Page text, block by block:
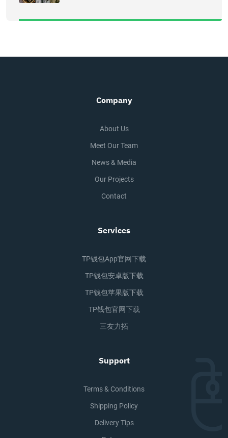
Company
About Us
Meet Our Team
News & Media
Our Projects
Contact
Services
TP钱包app官网下载
TP钱包安卓版下载
TP钱包苹果版下载
TP钱包官网下载
三友力拓
Support
Terms & Conditions
Shipping Policy
Delivery Tips